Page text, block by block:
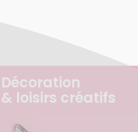
Décoration
& loisirs créatifs